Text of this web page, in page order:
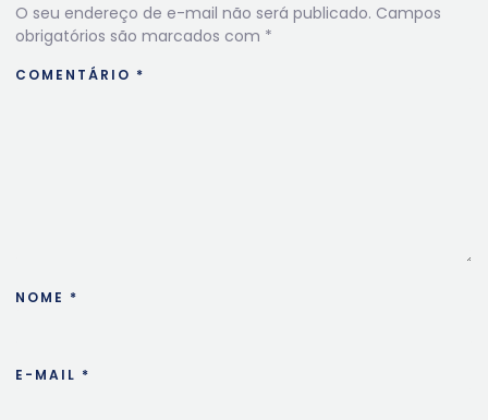
O seu endereço de e-mail não será publicado. Campos
obrigatórios são marcados com *
COMENTÁRIO *
NOME *
E-MAIL *